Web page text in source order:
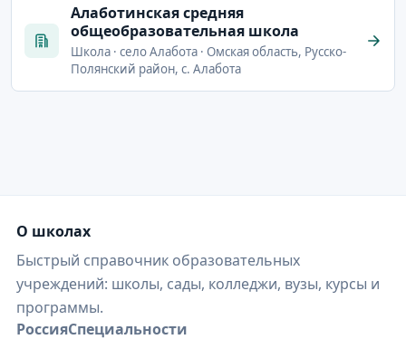
Алаботинская средняя
общеобразовательная школа
Школа · село Алабота · Омская область, Русско-
Полянский район, с. Алабота
О школах
Быстрый справочник образовательных
учреждений: школы, сады, колледжи, вузы, курсы и
программы.
РоссияСпециальности